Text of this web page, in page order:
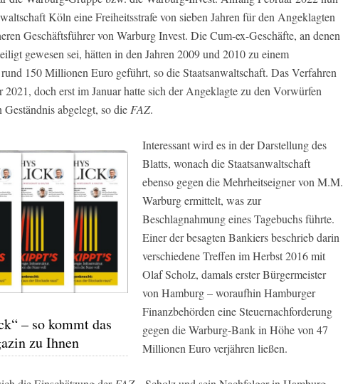
Köln eine Freiheitsstrafe von sieben Jahren für den Angeklagten
Geschäftsführer von Warburg Invest. Die Cum-ex-Geschäfte, an denen
gewesen sei, hätten in den Jahren 2009 und 2010 zu einem
150 Millionen Euro geführt, so die Staatsanwaltschaft. Das Verfahren
2021, doch erst im Januar hatte sich der Angeklagte zu den Vorwürfen
Geständnis abgelegt, so die FAZ.
– so kommt das
zu Ihnen
Interessant wird es in der Darstellung des
Blatts, wonach die Staatsanwaltschaft
ebenso gegen die Mehrheitseigner von M.M.
Warburg ermittelt, was zur
Beschlagnahmung eines Tagebuchs führte.
Einer der besagten Bankiers beschrieb darin
verschiedene Treffen im Herbst 2016 mit
Olaf Scholz, damals erster Bürgermeister
von Hamburg – woraufhin Hamburger
Finanzbehörden eine Steuernachforderung
gegen die Warburg-Bank in Höhe von 47
Millionen Euro verjähren ließen.